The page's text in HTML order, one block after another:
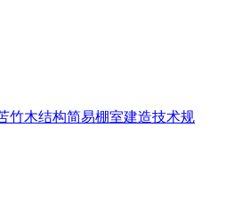
竹木结构简易棚室建造技术规